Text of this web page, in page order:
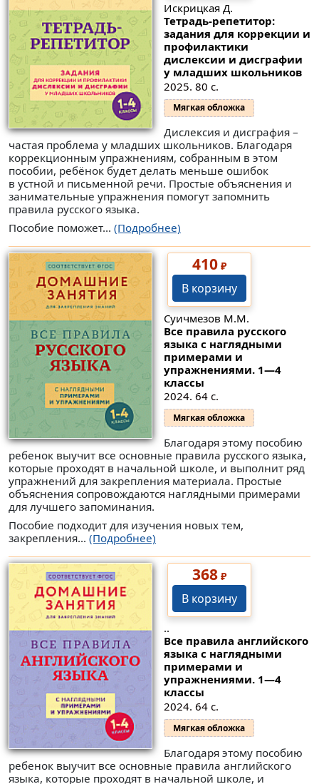
Искрицкая Д.
Тетрадь-репетитор:
задания для коррекции и
профилактики
дислексии и дисграфии
у младших школьников
2025. 80 с.
Мягкая обложка
Дислексия и дисграфия –
частая проблема у младших школьников. Благодаря
коррекционным упражнениям, собранным в этом
пособии, ребёнок будет делать меньше ошибок
в устной и письменной речи. Простые объяснения и
занимательные упражнения помогут запомнить
правила русского языка.
Пособие поможет... (Подробнее)
410₽
В корзину
Суичмезов М.М.
Все правила русского
языка с наглядными
примерами и
упражнениями. 1—4
классы
2024. 64 с.
Мягкая обложка
Благодаря этому пособию
ребенок выучит все основные правила русского языка,
которые проходят в начальной школе, и выполнит ряд
упражнений для закрепления материала. Простые
объяснения сопровождаются наглядными примерами
для лучшего запоминания.
Пособие подходит для изучения новых тем,
закрепления... (Подробнее)
368₽
В корзину
..
Все правила английского
языка с наглядными
примерами и
упражнениями. 1—4
классы
2024. 64 с.
Мягкая обложка
Благодаря этому пособию
ребенок выучит все основные правила английского
языка, которые проходят в начальной школе, и